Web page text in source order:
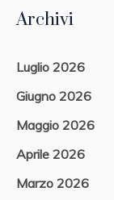
Archivi
Luglio 2026
Giugno 2026
Maggio 2026
Aprile 2026
Marzo 2026